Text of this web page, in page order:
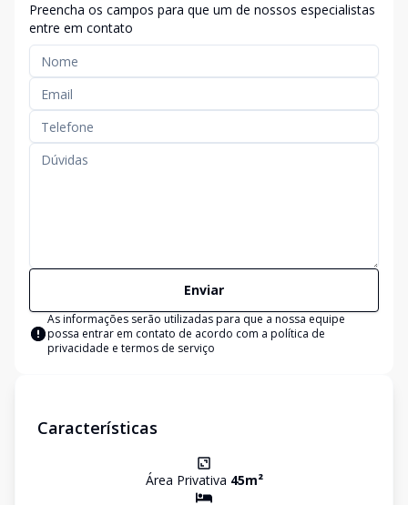
Preencha os campos para que um de nossos especialistas
entre em contato
Enviar
As informações serão utilizadas para que a nossa equipe
possa entrar em contato de acordo com a política de
privacidade e termos de serviço
Características
Área Privativa 45m²